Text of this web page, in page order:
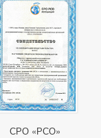
СРО «РСО»